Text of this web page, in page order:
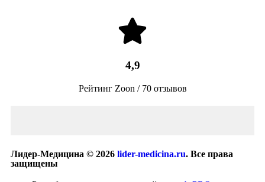
4,9
Рейтинг Zoon / 70 отзывов
Лидер-Медицина © 2026 lider-medicina.ru. Все права
защищены